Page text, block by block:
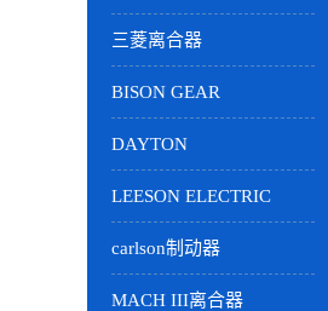
三菱离合器
BISON GEAR
DAYTON
LEESON ELECTRIC
carlson制动器
MACH III离合器